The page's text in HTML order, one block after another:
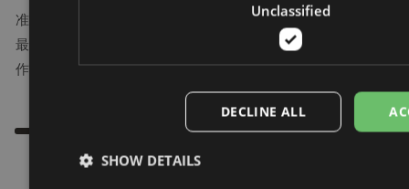
准备轻松处理您
最大的提取工
作。
粒和粗物料。
连续逆流萃取，
最大限度地利用
叶子材料、碎豆
等。
精细的产
Unclassified
DECLINE ALL
SHOW DETAILS